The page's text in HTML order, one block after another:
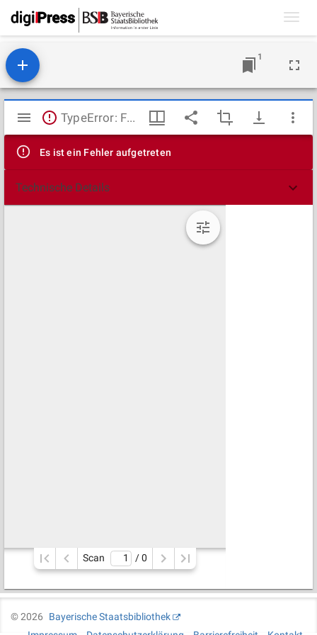
1
Mirador
Viewer
TypeError: Failed to fetch
Es ist ein Fehler aufgetreten
Technische Details
Scan / 0
©2026
Bayerische Staatsbibliothek